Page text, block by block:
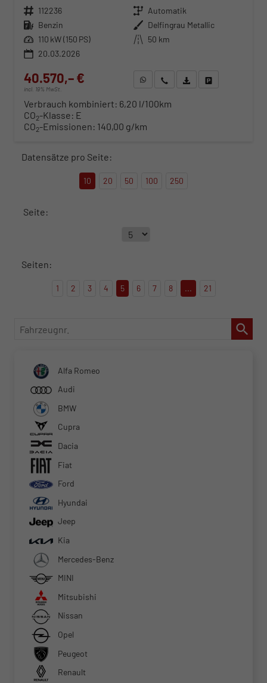
Fahrzeugnr. 112236 Getriebe Automatik
Kraftstoff Benzin Außenfarbe Delfingrau Metallic
Leistung 110 kW (150 PS) Kilometerstand 50 km
20.03.2026
40.570,– €
incl. 19% MwSt.
WhatsApp anfragen
Wir rufen Sie anFahrzeugexposé (PDF)
Verbrauch kombiniert: 6,20 l/100km
CO2-Klasse: E
CO2-Emissionen: 140,00 g/km
Datensätze pro Seite:
10 20 50 100 250
Seite:
Seiten:
1 2 3 4 5 6 7 8 ... 21
Fahrzeugnr.
Alfa Romeo
Audi
BMW
Cupra
Dacia
Fiat
Ford
Hyundai
Jeep
Kia
Mercedes-Benz
MINI
Mitsubishi
Nissan
Opel
Peugeot
Renault